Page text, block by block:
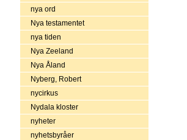
nya ord
Nya testamentet
nya tiden
Nya Zeeland
Nya Åland
Nyberg, Robert
nycirkus
Nydala kloster
nyheter
nyhetsbyråer